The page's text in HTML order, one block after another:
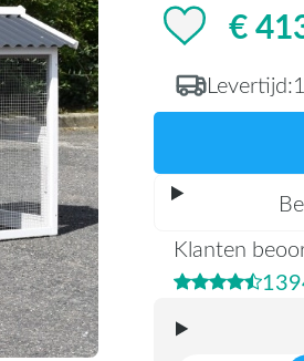
€
Levertijd:
Klanten